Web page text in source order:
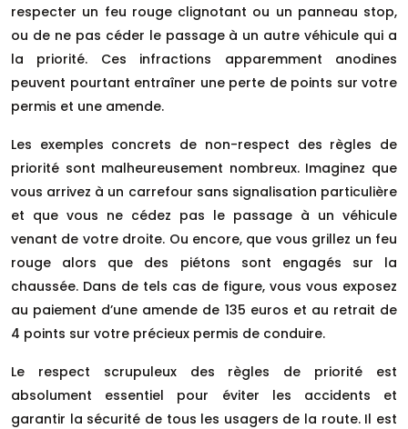
respecter un feu rouge clignotant ou un panneau stop,
ou de ne pas céder le passage à un autre véhicule qui a
la priorité. Ces infractions apparemment anodines
peuvent pourtant entraîner une perte de points sur votre
permis et une amende.
Les exemples concrets de non-respect des règles de
priorité sont malheureusement nombreux. Imaginez que
vous arrivez à un carrefour sans signalisation particulière
et que vous ne cédez pas le passage à un véhicule
venant de votre droite. Ou encore, que vous grillez un feu
rouge alors que des piétons sont engagés sur la
chaussée. Dans de tels cas de figure, vous vous exposez
au paiement d’une amende de 135 euros et au retrait de
4 points sur votre précieux permis de conduire.
Le respect scrupuleux des règles de priorité est
absolument essentiel pour éviter les accidents et
garantir la sécurité de tous les usagers de la route. Il est